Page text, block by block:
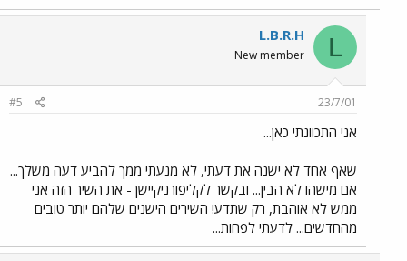
L
L.B.R.H
New member
23/7/01
#5
אני התכוונתי כאן...
שאף אחד לא ישנה את דעתי, לא מנעתי ממך להביע דעה משלך...
אם מישהו לא הבין... ובקשר לקליפורניקיישן - את השיר הזה אני
ממש לא אוהבת, רק שתדע! השירים הישנים שלהם יותר טובים
מהחדשים... לדעתי לפחות...